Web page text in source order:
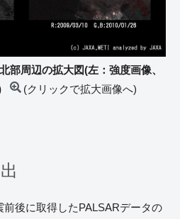
部周辺の拡大図(左：強度画像、
(クリックで拡大画像へ)
後に取得したPALSARデータの